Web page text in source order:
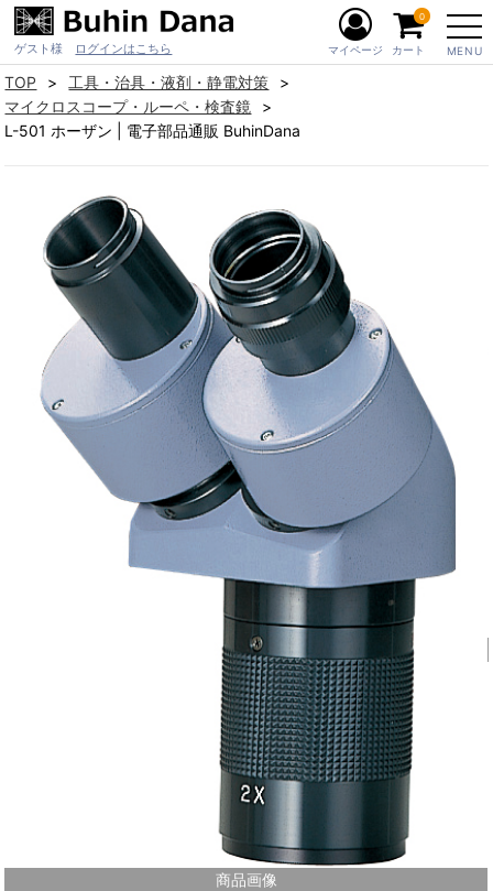
ゲスト様 ログインはこちら MENU
マイページ カート
0
TOP
工具・治具・液剤・静電対策
マイクロスコープ・ルーペ・検査鏡
L-501 ホーザン | 電子部品通販 BuhinDana
商品画像